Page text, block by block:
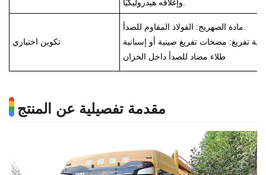
تكوين اختياري
طلاء مضاد للصدأ داخل الخزان
مقدمة تفصيلية عن المنتج